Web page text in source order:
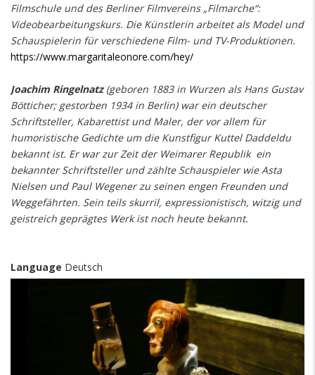
Filmschule und des Berliner Filmvereins „Filmarche“:
Videobearbeitungskurs. Die Künstlerin arbeitet als Model und
Schauspielerin für verschiedene Film- und TV-Produktionen.
https://www.margaritaleonore.com/hey/
Joachim Ringelnatz (geboren 1883 in Wurzen als Hans Gustav
Bötticher; gestorben 1934 in Berlin) war ein deutscher
Schriftsteller, Kabarettist und Maler, der vor allem für
humoristische Gedichte um die Kunstfigur Kuttel Daddeldu
bekannt ist. Er war zur Zeit der Weimarer Republik ein
bekannter Schriftsteller und zählte Schauspieler wie Asta
Nielsen und Paul Wegener zu seinen engen Freunden und
Weggefährten. Sein teils skurril, expressionistisch, witzig und
geistreich geprägtes Werk ist noch heute bekannt.
Language Deutsch